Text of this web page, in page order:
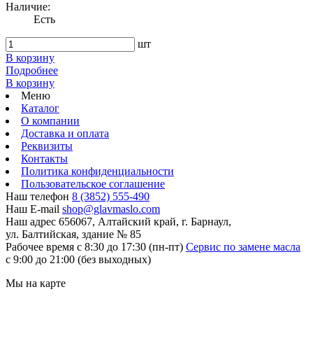
Наличие:
Есть
шт
В корзину
Подробнее
В корзину
Меню
Каталог
О компании
Доставка и оплата
Реквизиты
Контакты
Политика конфиденциальности
Пользовательское соглашение
Наш телефон 8 (3852) 555-490
Наш E-mail shop@glavmaslo.com
Наш адрес 656067, Алтайский край, г. Барнаул,
ул. Балтийская, здание № 85
Рабочее время с 8:30 до 17:30 (пн-пт) Сервис по замене масла
с 9:00 до 21:00 (без выходных)
Мы на карте